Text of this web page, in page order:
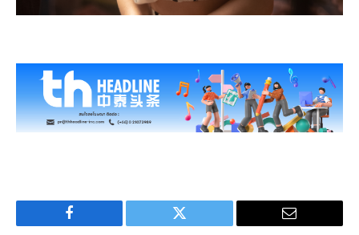
Facebook Twitter Email